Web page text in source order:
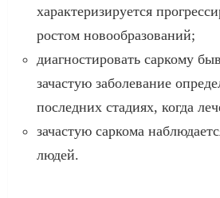
характеризируется
ростом новообразований;
диагностировать саркому
зачастую заболевание
последних стадиях, когда
зачастую саркома
людей.